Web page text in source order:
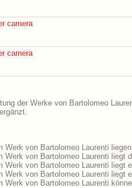
camera
camera
der Werke von Bartolomeo
Werk von Bartolomeo Laurenti
Werk von Bartolomeo Laurenti liegt
Werk von Bartolomeo Laurenti liegt
Werk von Bartolomeo Laurenti liegt
Werk von Bartolomeo Laurenti